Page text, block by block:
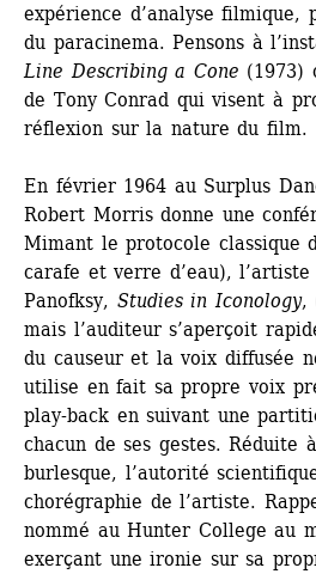
expérience d’analyse filmique,
du paracinema. Pensons à
Line Describing a Cone (1973)
de Tony Conrad qui visent à
réflexion sur la nature du film.
En février 1964 au Surplus
Robert Morris donne une
Mimant le protocole classique
carafe et verre d’eau),
Panofksy, Studies in Iconology,
mais l’auditeur s’aperçoit
du causeur et la voix diffusée
utilise en fait sa propre voix
play-back en suivant une
chacun de ses gestes. Réduite
burlesque, l’autorité
chorégraphie de l’artiste.
nommé au Hunter College au
exerçant une ironie sur sa